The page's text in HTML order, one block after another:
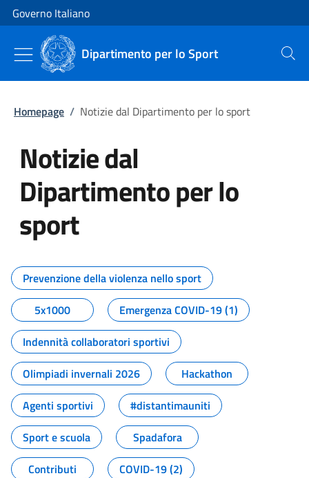
Vai al contenuto
Vai alla navigazione del sito
Governo Italiano
Dipartimento per lo Sport Cerca
Homepage / Notizie dal Dipartimento per lo sport
Notizie dal
Dipartimento per lo
sport
Tutti i contenuti della pagina
Prevenzione della violenza nello sport
5x1000
Emergenza COVID-19 (1)
Indennità collaboratori sportivi
Olimpiadi invernali 2026
Hackathon
Agenti sportivi
#distantimauniti
Sport e scuola
Spadafora
Contributi
COVID-19 (2)